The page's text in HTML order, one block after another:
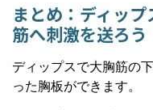
まとめ：ディッ
筋へ刺激を送ろう
ディップスで大胸筋の
った胸板ができます。